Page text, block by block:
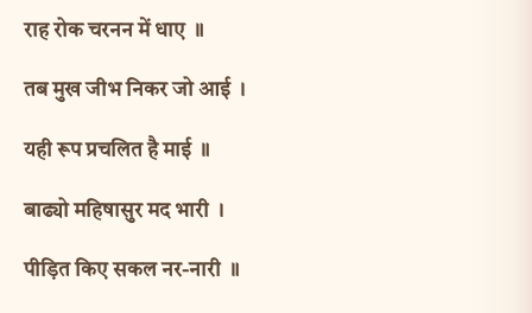
राह रोक चरनन में धाए ॥
तब मुख जीभ निकर जो आई ।
यही रूप प्रचलित है माई ॥
बाढ्यो महिषासुर मद भारी ।
पीड़ित किए सकल नर-नारी ॥